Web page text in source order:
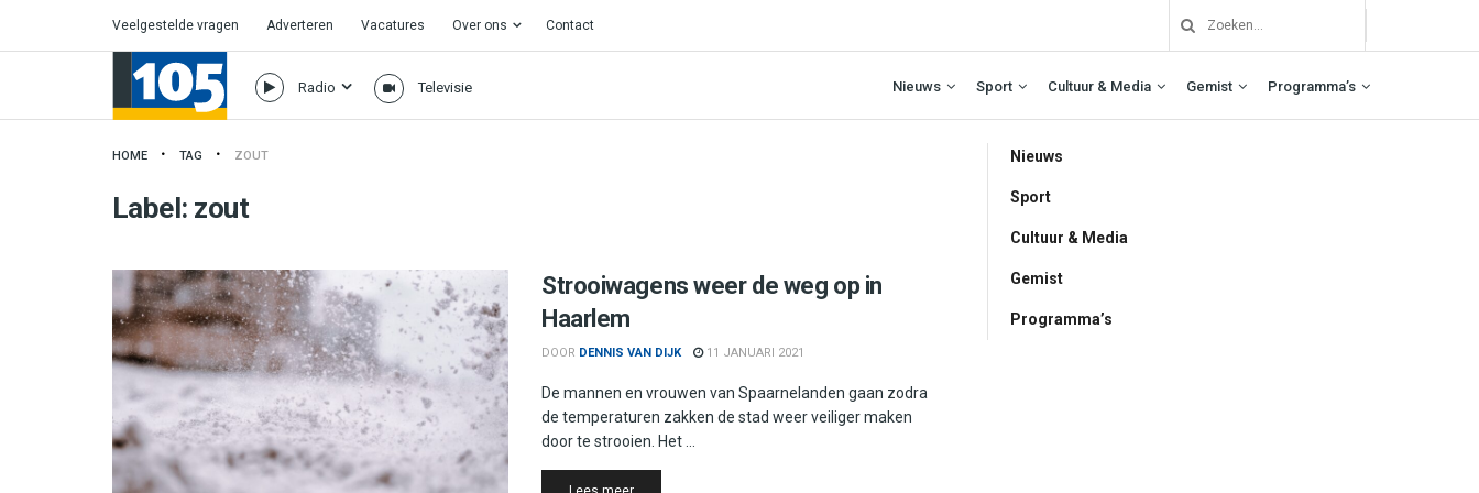
Veelgestelde vragen Adverteren Vacatures Over ons Contact
Radio Televisie Nieuws Sport Cultuur & Media Gemist Programma’s
HOME TAG ZOUT
Label: zout
Strooiwagens weer de weg op in
Haarlem
DOOR DENNIS VAN DIJK 11 JANUARI 2021
De mannen en vrouwen van Spaarnelanden gaan zodra
de temperaturen zakken de stad weer veiliger maken
door te strooien. Het ...
Details
Nieuws
Sport
Cultuur & Media
Gemist
Programma’s